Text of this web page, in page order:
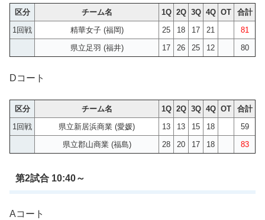
区分 チーム名 1Q 2Q 3Q 4Q OT
合計
1回戦
精華女子 (福岡) 25 18 17 21
81
県立足羽 (福井)
17 26 25 12 80
Dコート
区分 チーム名 1Q 2Q 3Q 4Q OT
合計
1回戦
県立新居浜商業 (愛媛) 13 13 15 18
59
県立郡山商業 (福島)
28 20 17 18 83
第2試合 10:40～
Aコート